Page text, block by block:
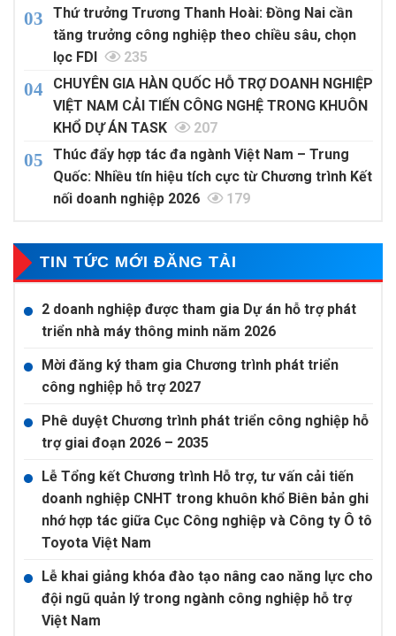
Thứ trưởng Trương Thanh Hoài: Đồng Nai cần
tăng trưởng công nghiệp theo chiều sâu, chọn
lọc FDI
235
CHUYÊN GIA HÀN QUỐC HỖ TRỢ DOANH NGHIỆP
VIỆT NAM CẢI TIẾN CÔNG NGHỆ TRONG KHUÔN
KHỔ DỰ ÁN TASK
207
Thúc đẩy hợp tác đa ngành Việt Nam – Trung
Quốc: Nhiều tín hiệu tích cực từ Chương trình Kết
nối doanh nghiệp 2026
179
TIN TỨC MỚI ĐĂNG TẢI
2 doanh nghiệp được tham gia Dự án hỗ trợ phát
triển nhà máy thông minh năm 2026
Mời đăng ký tham gia Chương trình phát triển
công nghiệp hỗ trợ 2027
Phê duyệt Chương trình phát triển công nghiệp hỗ
trợ giai đoạn 2026 – 2035
Lễ Tổng kết Chương trình Hỗ trợ, tư vấn cải tiến
doanh nghiệp CNHT trong khuôn khổ Biên bản ghi
nhớ hợp tác giữa Cục Công nghiệp và Công ty Ô tô
Toyota Việt Nam
Lễ khai giảng khóa đào tạo nâng cao năng lực cho
đội ngũ quản lý trong ngành công nghiệp hỗ trợ
Việt Nam